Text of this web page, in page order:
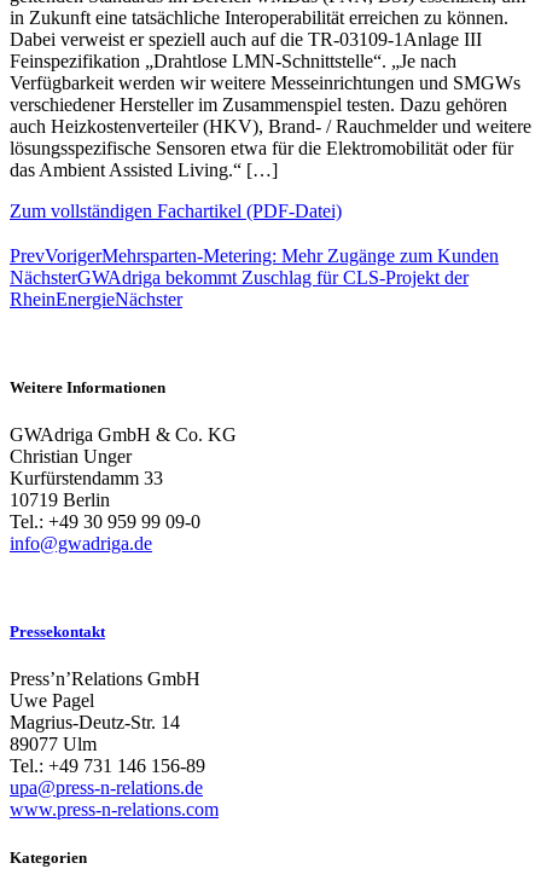
in Zukunft eine tatsächliche Interoperabilität erreichen zu können.
Dabei verweist er speziell auch auf die TR-03109-1Anlage III
Feinspezifikation „Drahtlose LMN-Schnittstelle“. „Je nach
Verfügbarkeit werden wir weitere Messeinrichtungen und SMGWs
verschiedener Hersteller im Zusammenspiel testen. Dazu gehören
auch Heizkostenverteiler (HKV), Brand- / Rauchmelder und weitere
lösungsspezifische Sensoren etwa für die Elektromobilität oder für
das Ambient Assisted Living.“ […]
Zum vollständigen Fachartikel (PDF-Datei)
PrevVorigerMehrsparten-Metering: Mehr Zugänge zum Kunden
NächsterGWAdriga bekommt Zuschlag für CLS-Projekt der
RheinEnergieNächster
Weitere Informationen
GWAdriga GmbH & Co. KG
Christian Unger
Kurfürstendamm 33
10719 Berlin
Tel.: +49 30 959 99 09-0
info@gwadriga.de
Pressekontakt
Press’n’Relations GmbH
Uwe Pagel
Magrius-Deutz-Str. 14
89077 Ulm
Tel.: +49 731 146 156-89
upa@press-n-relations.de
www.press-n-relations.com
Kategorien